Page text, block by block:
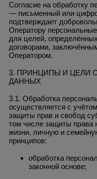
Согласие на обработку
— письменный или
подтверждает
Оператору
для целей,
договорами,
Оператором.
3. ПРИНЦИПЫ И ЦЕЛИ
ДАННЫХ
3.1. Обработка
осуществляется с
защиты прав и свобод
том числе защиты права
жизни, личную и
принципов:
обработка
законной основе;